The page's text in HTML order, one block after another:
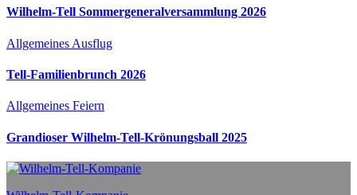
Wilhelm-Tell Sommergeneralversammlung 2026
Allgemeines Ausflug
Tell-Familienbrunch 2026
Allgemeines Feiern
Grandioser Wilhelm-Tell-Krönungsball 2025